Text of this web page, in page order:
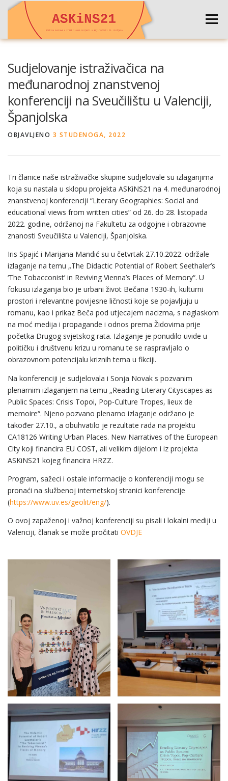
Preskoči
Izbornik
ENGLISH KONFERENCIJA 2024 KONTAKT
Sudjelovanje istraživačica na
međunarodnoj znanstvenoj
konferenciji na Sveučilištu u Valenciji,
Španjolska
OBJAVLJENO 3 STUDENOGA, 2022
Tri članice naše istraživačke skupine sudjelovale su izlaganjima
koja su nastala u sklopu projekta ASKiNS21 na 4. međunarodnoj
znanstvenoj konferenciji “Literary Geographies: Social and
educational views from written cities” od 26. do 28. listopada
2022. godine, održanoj na Fakultetu za odgojne i obrazovne
znanosti Sveučilišta u Valenciji, Španjolska.
Iris Spajić i Marijana Mandić su u četvrtak 27.10.2022. održale
izlaganje na temu „The Didactic Potential of Robert Seethaler’s
‘The Tobacconist’ in Reviving Vienna’s Places of Memory“. U
fokusu izlaganja bio je urbani život Bečana 1930-ih, kulturni
prostori i relevantne povijesne ličnosti koje se pojavljuju u
romanu, kao i prikaz Beča pod utjecajem nacizma, s naglaskom
na moć medija i propagande i odnos prema Židovima prije
početka Drugog svjetskog rata. Izlaganje je ponudilo uvide u
političku i društvenu krizu u romanu te se raspravljalo o
obrazovnom potencijalu kriznih tema u fikciji.
Na konferenciji je sudjelovala i Sonja Novak s pozvanim
plenarnim izlaganjem na temu „Reading Literary Cityscapes as
Public Spaces: Crisis Topoi, Pop-Culture Tropes, lieux de
memoire“. Njeno pozvano plenarno izlaganje održano je
također 27.10., a obuhvatilo je rezultate rada na projektu
CA18126 Writing Urban Places. New Narratives of the European
City koji financira EU COST, ali velikim dijelom i iz projekta
ASKiNS21 kojeg financira HRZZ.
Program, sažeci i ostale informacije o konferenciji mogu se
pronaći na službenoj internetskoj stranici konferencije
(https://www.uv.es/geolit/eng/).
O ovoj zapaženoj i važnoj konferenciji su pisali i lokalni mediji u
Valenciji, članak se može pročitati OVDJE